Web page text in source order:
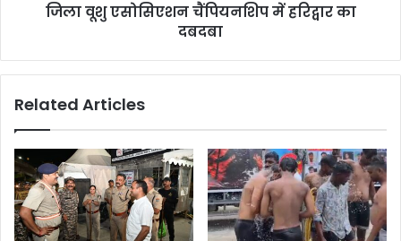
जिला वूशु एसोसिएशन चैंपियनशिप में हरिद्वार का
दबदबा
Related Articles